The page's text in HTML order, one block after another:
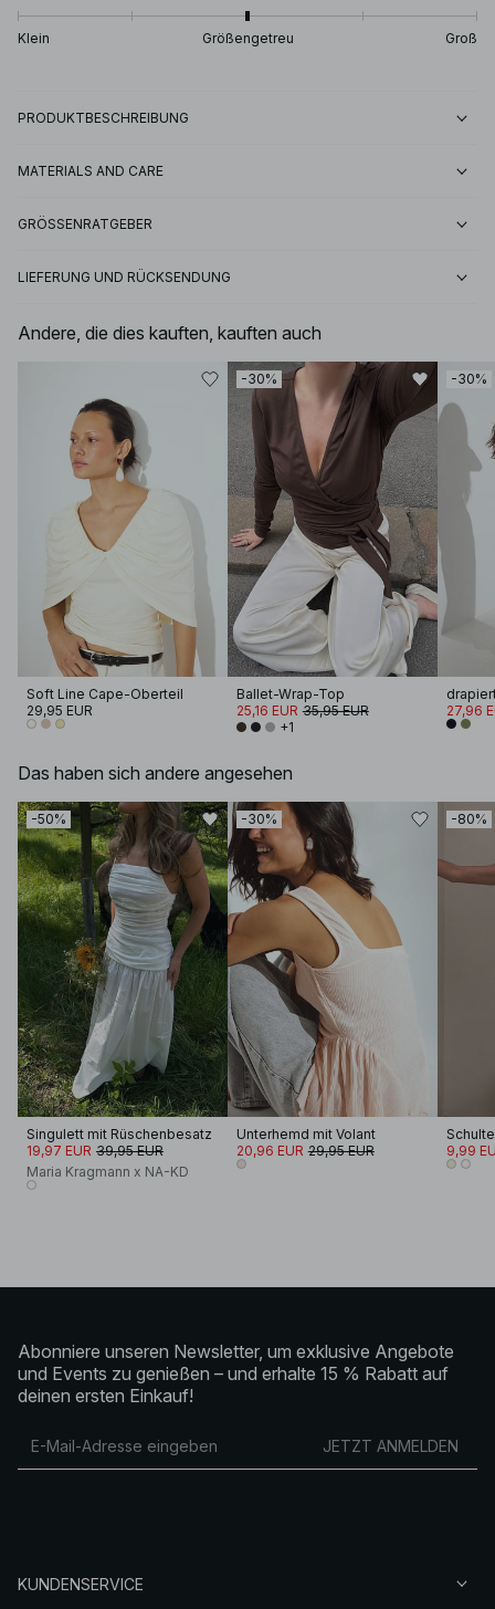
Klein Größengetreu Groß
PRODUKTBESCHREIBUNG
MATERIALS AND CARE
GRÖSSENRATGEBER
LIEFERUNG UND RÜCKSENDUNG
Andere, die dies kauften, kauften auch
Soft Line Cape-Oberteil
29,95 EUR
-30%
Ballet-Wrap-Top
25,16 EUR 35,95 EUR
+1
-30%
27,96
Das haben sich andere angesehen
-50%
Singulett mit Rüschenbesatz
19,97 EUR 39,95 EUR
Maria Kragmann x NA-KD
-30%
Unterhemd mit Volant
20,96 EUR 29,95 EUR
-80%
9,99
Abonniere unseren Newsletter, um exklusive Angebote
und Events zu genießen – und erhalte 15 % Rabatt auf
deinen ersten Einkauf!
JETZT ANMELDEN
KUNDENSERVICE